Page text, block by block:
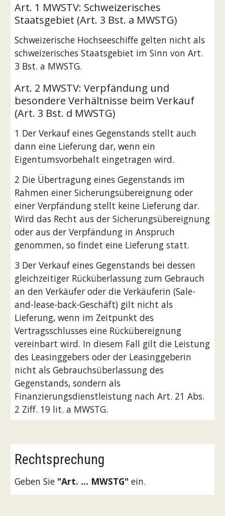
Art. 1 MWSTV: Schweizerisches
Staatsgebiet (Art. 3 Bst. a MWSTG)
Schweizerische Hochseeschiffe gelten nicht als
schweizerisches Staatsgebiet im Sinn von Art.
3 Bst. a MWSTG.
Art. 2 MWSTV: Verpfändung und
besondere Verhältnisse beim Verkauf
(Art. 3 Bst. d MWSTG)
1 Der Verkauf eines Gegenstands stellt auch
dann eine Lieferung dar, wenn ein
Eigentumsvorbehalt eingetragen wird.
2 Die Übertragung eines Gegenstands im
Rahmen einer Sicherungsübereignung oder
einer Verpfändung stellt keine Lieferung dar.
Wird das Recht aus der Sicherungsübereignung
oder aus der Verpfändung in Anspruch
genommen, so findet eine Lieferung statt.
3 Der Verkauf eines Gegenstands bei dessen
gleichzeitiger Rücküberlassung zum Gebrauch
an den Verkäufer oder die Verkäuferin (Sale-
and-lease-back-Geschäft) gilt nicht als
Lieferung, wenn im Zeitpunkt des
Vertragsschlusses eine Rückübereignung
vereinbart wird. In diesem Fall gilt die Leistung
des Leasinggebers oder der Leasinggeberin
nicht als Gebrauchsüberlassung des
Gegenstands, sondern als
Finanzierungsdienstleistung nach Art. 21 Abs.
2 Ziff. 19 lit. a MWSTG.
Rechtsprechung
Geben Sie "Art. ... MWSTG" ein.